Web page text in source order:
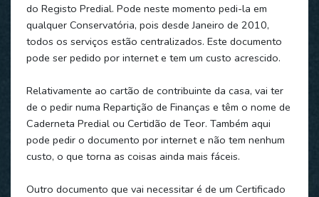
do Registo Predial. Pode neste momento pedi-la em
qualquer Conservatória, pois desde Janeiro de 2010,
todos os serviços estão centralizados. Este documento
pode ser pedido por internet e tem um custo acrescido.
Relativamente ao cartão de contribuinte da casa, vai ter
de o pedir numa Repartição de Finanças e têm o nome de
Caderneta Predial ou Certidão de Teor. Também aqui
pode pedir o documento por internet e não tem nenhum
custo, o que torna as coisas ainda mais fáceis.
Outro documento que vai necessitar é de um Certificado